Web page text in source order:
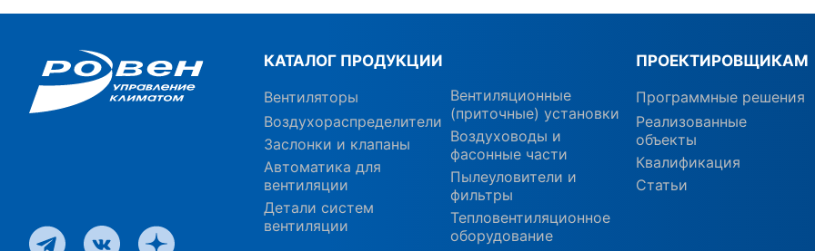
КАТАЛОГ ПРОДУКЦИИ
Вентиляторы
Воздухораспределители
Заслонки и клапаны
Автоматика для
вентиляции
Детали систем
вентиляции
Вентиляционные
(приточные) установки
Воздуховоды и
фасонные части
Пылеуловители и
фильтры
Тепловентиляционное
оборудование
ПРОЕКТИРОВЩИКАМ
Программные решения
Реализованные
объекты
Квалификация
Статьи